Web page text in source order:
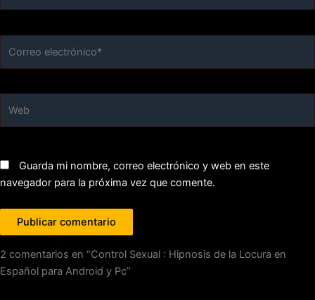
electrónico*
Guarda mi nombre, correo electrónico y web en este
navegador para la próxima vez que comente.
2 comentarios en “Control Sexual : Hipnosis de la Locura en
Español para Android y Pc”